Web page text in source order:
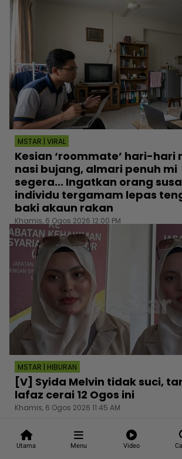
Utama Menu Video
MSTAR | VIRAL
Kesian ‘roommate’ hari-hari
nasi bujang, almari penuh mi
segera... Ingatkan orang
individu tergamam lepas
baki akaun rakan
Khamis, 6 Ogos 2026 12:00 PM
MSTAR | HIBURAN
[V] Syida Melvin tidak suci,
lafaz cerai 12 Ogos ini
Khamis, 6 Ogos 2026 11:45 AM